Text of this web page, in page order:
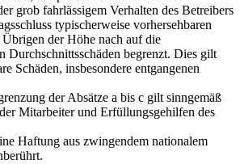
grob fahrlässigem Verhalten des Betreibers
typischerweise vorhersehbaren
der Höhe nach auf die
Durchschnittsschäden begrenzt. Dies gilt
Schäden, insbesondere entgangenen
der Absätze a bis c gilt sinngemäß
Mitarbeiter und Erfüllungsgehilfen des
Haftung aus zwingendem nationalem